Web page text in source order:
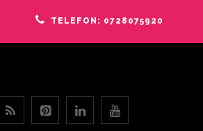
TELEFON: 0728075920